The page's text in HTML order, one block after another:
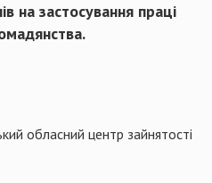
на застосування праці
обласний центр зайнятості